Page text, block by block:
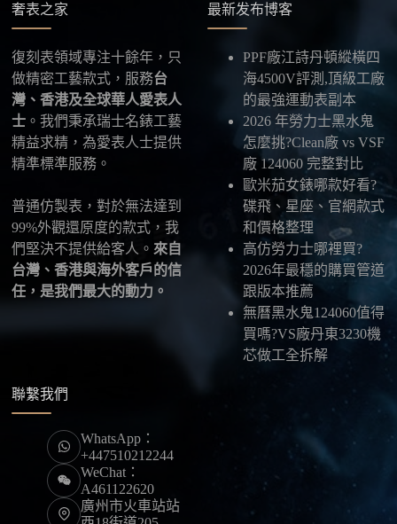
五、海外寄送說明
本店支援寄送至香港、澳門、台灣、欧美以及其他海
外地區，運費會依照目的地與物流方案另行報價，客
服在出貨前會跟您確認清楚。
最後：喜歡就別拖太久，有些熱門款現貨數量有
限，早一步確認，就能早一點戴上喜歡的腕錶。
奢表之家
復刻表領域專注十餘年，只
做精密工藝款式，服務台
灣、香港及全球華人愛表人
士 。我們秉承瑞士名錶工藝
精益求精，為愛表人士提供
精準標準服務。
普通仿製表，對於無法達到
99%外觀還原度的款式，我
們堅決不提供給客人。 來自
台灣、香港與海外客戶的信
任，是我們最大的動力。
最新发布博客
PPF廠江詩丹頓縱橫四
海4500V評測,頂級工廠
的最強運動表副本
2026 年勞力士黑水鬼
怎麼挑?Clean廠 vs VSF
廠 124060 完整對比
歐米茄女錶哪款好看?
碟飛、星座、官網款式
和價格整理
高仿勞力士哪裡買?
2026年最穩的購買管道
跟版本推薦
無曆黑水鬼124060值得
買嗎?VS廠丹東3230機
芯做工全拆解
聯繫我們
WhatsApp：
+447510212244
WeChat：
A461122620
廣州市火車站站